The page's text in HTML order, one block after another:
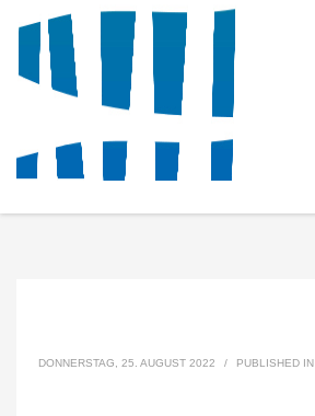
DONNERSTAG, 25. AUGUST 2022 / PUBLISHED IN